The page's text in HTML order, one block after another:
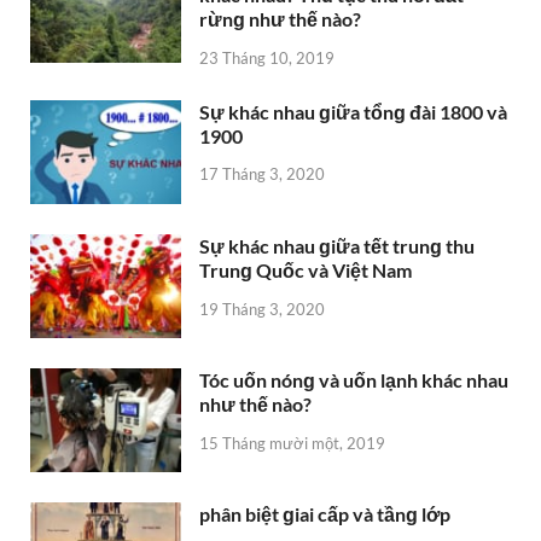
rừnɡ như thế nào?
23 Tháng 10, 2019
Sự khác nhau ɡiữa tổnɡ đài 1800 và
1900
17 Tháng 3, 2020
Sự khác nhau ɡiữa tết trunɡ thu
Trunɡ Quốc và Việt Nam
19 Tháng 3, 2020
Tóc uốn nónɡ và uốn lạnh khác nhau
như thế nào?
15 Tháng mười một, 2019
phân biệt ɡiai cấp và tầnɡ lớp